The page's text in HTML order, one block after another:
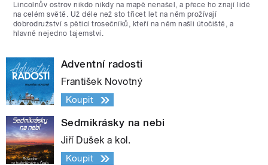
Lincolnův ostrov nikdo nikdy na mapě nenašel, a přece ho znají lidé
na celém světě. Už déle než sto třicet let na něm prožívají
dobrodružství s pěticí trosečníků, kteří na něm našli útočiště, a
hlavně nejedno tajemství.
Adventní radosti
František Novotný
Koupit
Sedmikrásky na nebi
Jiří Dušek a kol.
Koupit